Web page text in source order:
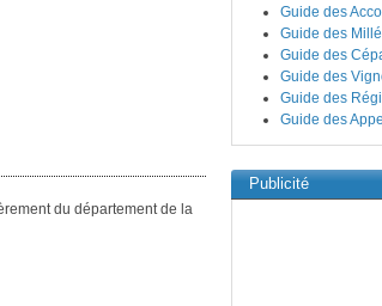
du département de la
Guide des
Guide des
Guide des
Guide des
Guide des
Guide des
Publicité